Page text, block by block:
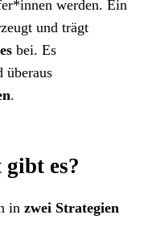
werden. Ein
und trägt
bei. Es
überaus
.
es?
in zwei Strategien